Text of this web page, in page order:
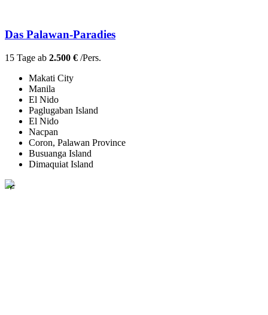
Das Palawan-Paradies
15 Tage ab 2.500 € /Pers.
Makati City
Manila
El Nido
Paglugaban Island
El Nido
Nacpan
Coron, Palawan Province
Busuanga Island
Dimaquiat Island